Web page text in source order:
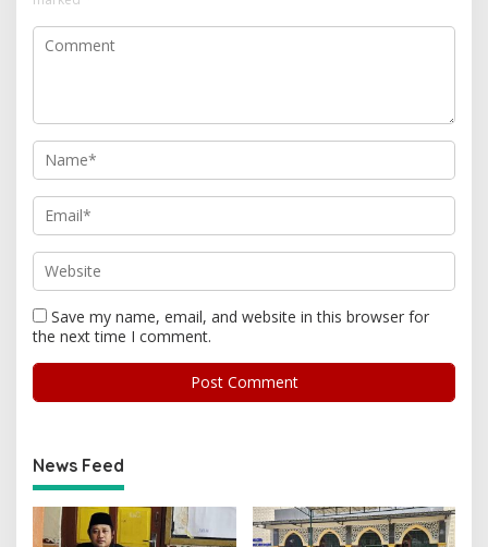
Save my name, email, and website in this browser for
the next time I comment.
News Feed